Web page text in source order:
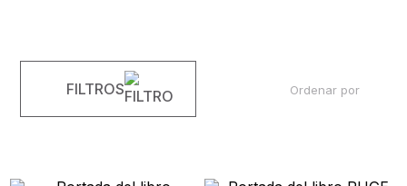
FILTROS Ordenar por